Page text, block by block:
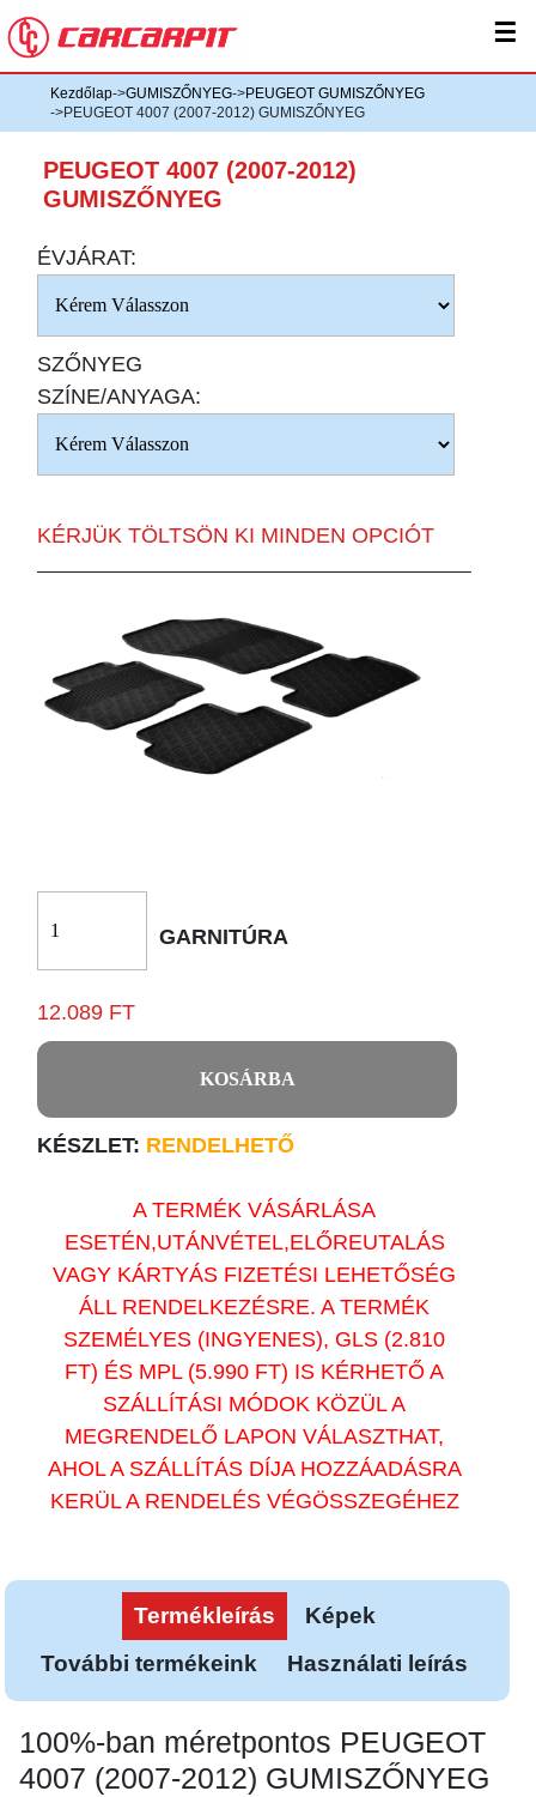
☰
Kezdőlap->GUMISZŐNYEG->PEUGEOT GUMISZŐNYEG
->PEUGEOT 4007 (2007-2012) GUMISZŐNYEG
PEUGEOT 4007 (2007-2012)
GUMISZŐNYEG
ÉVJÁRAT:
SZŐNYEG
SZÍNE/ANYAGA:
KÉRJÜK TÖLTSÖN KI MINDEN OPCIÓT
GARNITÚRA
12.089 FT
KOSÁRBA
KÉSZLET: RENDELHETŐ
A TERMÉK VÁSÁRLÁSA
ESETÉN,UTÁNVÉTEL,ELŐREUTALÁS
VAGY KÁRTYÁS FIZETÉSI LEHETŐSÉG
ÁLL RENDELKEZÉSRE. A TERMÉK
SZEMÉLYES (INGYENES), GLS (2.810
FT) ÉS MPL (5.990 FT) IS KÉRHETŐ A
SZÁLLÍTÁSI MÓDOK KÖZÜL A
MEGRENDELŐ LAPON VÁLASZTHAT,
AHOL A SZÁLLÍTÁS DÍJA HOZZÁADÁSRA
KERÜL A RENDELÉS VÉGÖSSZEGÉHEZ
Termékleírás
Képek
További termékeink
Használati leírás
100%-ban méretpontos PEUGEOT
4007 (2007-2012) GUMISZŐNYEG